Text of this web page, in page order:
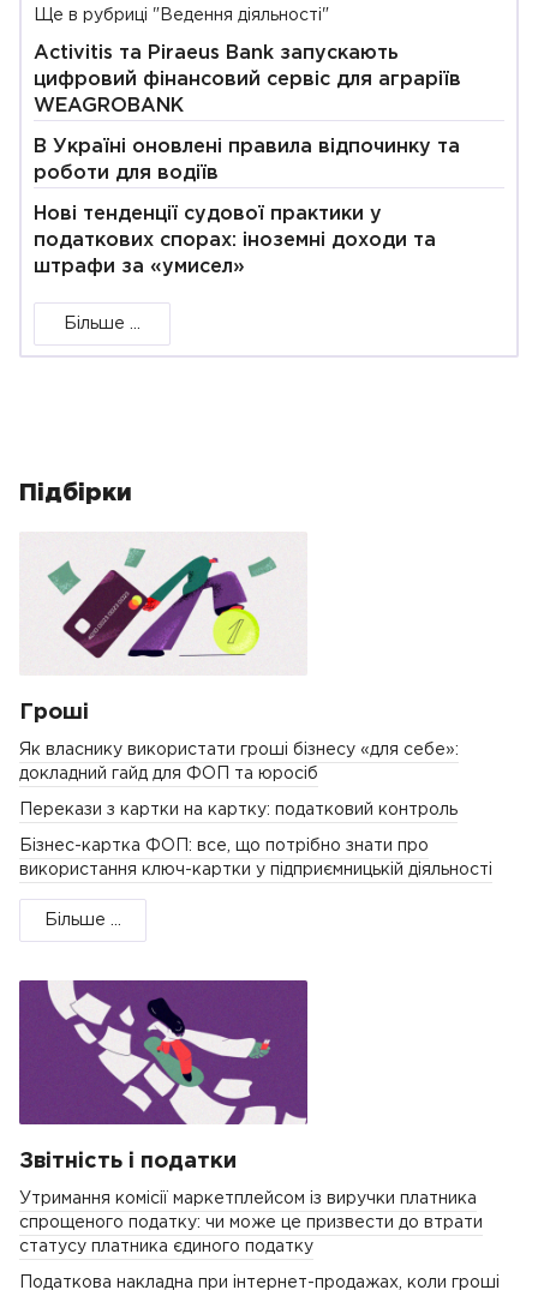
Ще в рубриці "Ведення діяльності"
Activitis та Piraeus Bank запускають
цифровий фінансовий сервіс для аграріїв
WEAGROBANK
В Україні оновлені правила відпочинку та
роботи для водіїв
Нові тенденції судової практики у
податкових спорах: іноземні доходи та
штрафи за «умисел»
Більше ...
Підбірки
Гроші
Як власнику використати гроші бізнесу «для себе»:
докладний гайд для ФОП та юросіб
Перекази з картки на картку: податковий контроль
Бізнес-картка ФОП: все, що потрібно знати про
використання ключ-картки у підприємницькій діяльності
Більше ...
Звітність і податки
Утримання комісії маркетплейсом із виручки платника
спрощеного податку: чи може це призвести до втрати
статусу платника єдиного податку
Податкова накладна при інтернет-продажах, коли гроші